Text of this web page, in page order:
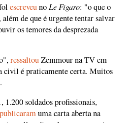
escreveuno Le Figaro: "o que o
de que é urgente tentar salvar
os temores da desprezada
ressaltouZemmour na TV em
civil é praticamente certa. Muitos
1.200 soldados profissionais,
publicaramuma carta aberta na